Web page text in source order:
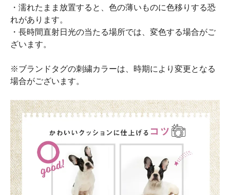
・濡れたまま放置すると、色の薄いものに色移りする恐
れがあります。
・長時間直射日光の当たる場所では、変色する場合がご
ざいます。
※ブランドタグの刺繍カラーは、時期により変更となる
場合がございます。